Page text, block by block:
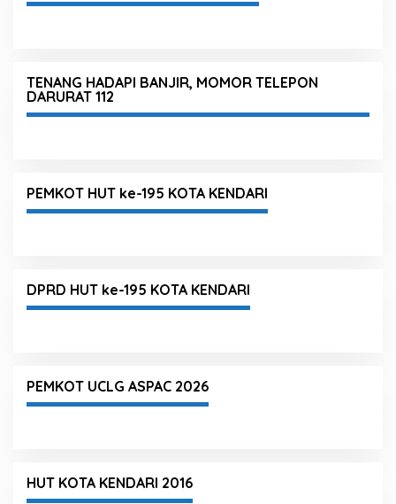
TENANG HADAPI BANJIR, MOMOR TELEPON
DARURAT 112
PEMKOT HUT ke-195 KOTA KENDARI
DPRD HUT ke-195 KOTA KENDARI
PEMKOT UCLG ASPAC 2026
HUT KOTA KENDARI 2016